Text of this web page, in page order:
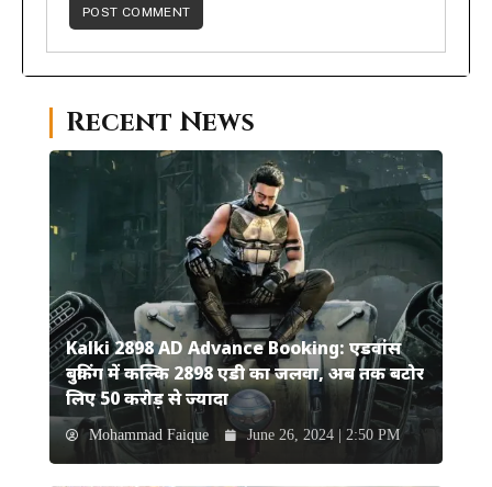
Recent News
Kalki 2898 AD Advance Booking: एडवांस
बुकिंग में कल्कि 2898 एडी का जलवा, अब तक बटोर
लिए 50 करोड़ से ज्यादा
Mohammad Faique June 26, 2024 | 2:50 PM